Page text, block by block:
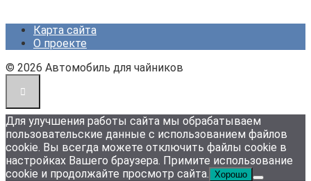
Карта сайта
О проекте
© 2026 Автомобиль для чайников
Для улучшения работы сайта мы обрабатываем
пользовательские данные с использованием файлов
cookie. Вы всегда можете отключить файлы cookie в
настройках Вашего браузера. Примите использование
cookie и продолжайте просмотр сайта.
Хорошо